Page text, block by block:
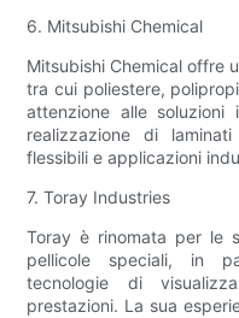
6. Mitsubishi Chemical
Mitsubishi Chemical offre
tra cui poliestere,
attenzione alle
realizzazione di
flessibili e applicazioni
7. Toray Industries
Toray è rinomata per le
pellicole speciali, in
tecnologie di
prestazioni. La sua